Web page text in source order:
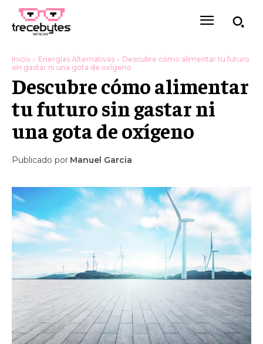
Inicio Energías Alternativas
Descubre cómo alimentar tu futuro
sin gastar ni una gota de oxígeno
Descubre cómo alimentar
tu futuro sin gastar ni
una gota de oxígeno
Publicado por Manuel Garcia